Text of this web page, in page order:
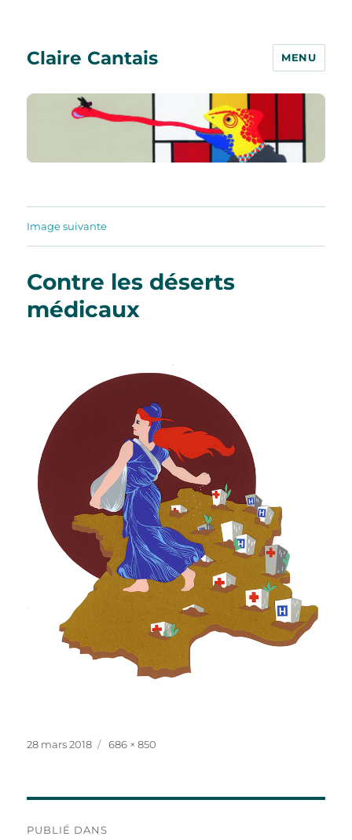
Claire Cantais MENU
Image suivante
Contre les déserts
médicaux
Publié
28 mars 2018
Taille
686 × 850
PUBLIÉ DANS